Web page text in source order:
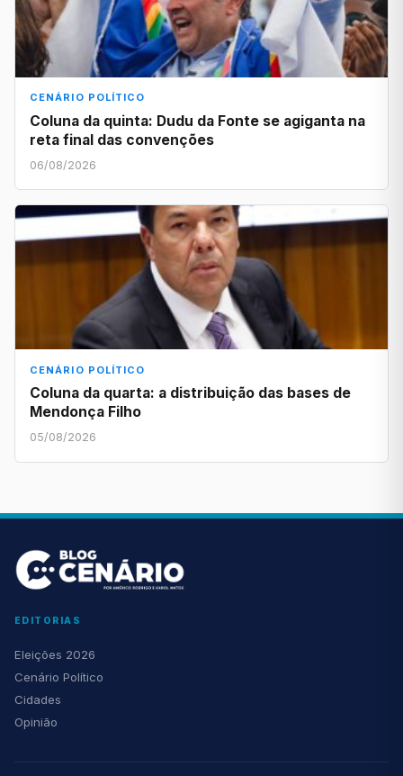
CENÁRIO POLÍTICO
Coluna da quinta: Dudu da Fonte se agiganta na
reta final das convenções
06/08/2026
CENÁRIO POLÍTICO
Coluna da quarta: a distribuição das bases de
Mendonça Filho
05/08/2026
EDITORIAS
Eleições 2026
Cenário Político
Cidades
Opinião